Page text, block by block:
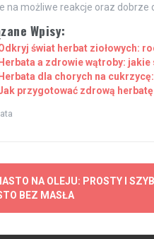
na możliwe reakcje oraz dobrze
Wpisy:
świat herbat ziołowych:
a zdrowie wątroby:
dla chorych na
przygotować zdrową
NA OLEJU: PROSTY I
BEZ MASŁA